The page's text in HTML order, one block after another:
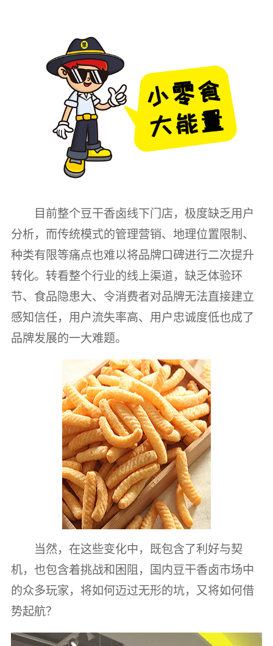
目前整个豆干香卤线下门店，极度缺乏用户
分析，而传统模式的管理营销、地理位置限制、
种类有限等痛点也难以将品牌口碑进行二次提升
转化。转看整个行业的线上渠道，缺乏体验环
节、食品隐患大、令消费者对品牌无法直接建立
感知信任，用户流失率高、用户忠诚度低也成了
品牌发展的一大难题。
当然，在这些变化中，既包含了利好与契
机，也包含着挑战和困阻，国内豆干香卤市场中
的众多玩家，将如何迈过无形的坑，又将如何借
势起航？